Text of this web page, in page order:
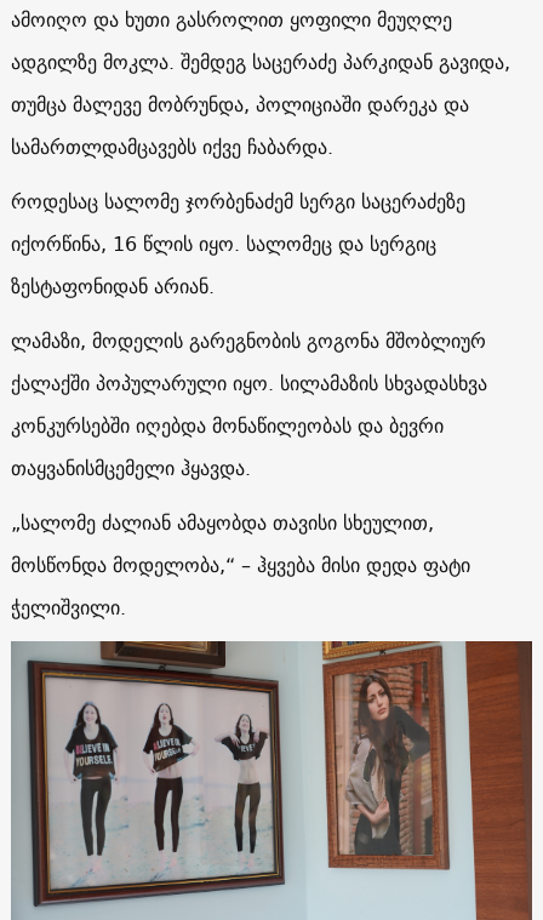
ამოიღო და ხუთი გასროლით ყოფილი მეუღლე
ადგილზე მოკლა. შემდეგ საცერაძე პარკიდან გავიდა,
თუმცა მალევე მობრუნდა, პოლიციაში დარეკა და
სამართლდამცავებს იქვე ჩაბარდა.
როდესაც სალომე ჯორბენაძემ სერგი საცერაძეზე
იქორწინა, 16 წლის იყო. სალომეც და სერგიც
ზესტაფონიდან არიან.
ლამაზი, მოდელის გარეგნობის გოგონა მშობლიურ
ქალაქში პოპულარული იყო. სილამაზის სხვადასხვა
კონკურსებში იღებდა მონაწილეობას და ბევრი
თაყვანისმცემელი ჰყავდა.
„სალომე ძალიან ამაყობდა თავისი სხეულით,
მოსწონდა მოდელობა,“ – ჰყვება მისი დედა ფატი
ჭელიშვილი.